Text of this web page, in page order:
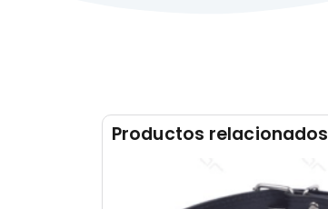
Productos relacionados